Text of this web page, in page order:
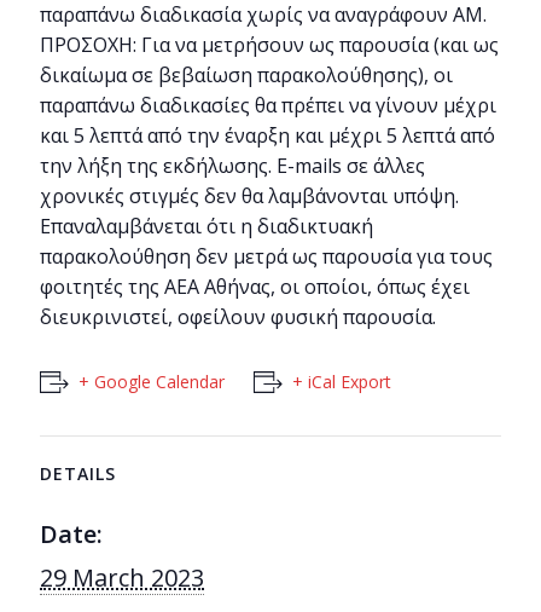
παραπάνω διαδικασία χωρίς να αναγράφουν ΑΜ.
ΠΡΟΣΟΧΗ: Για να μετρήσουν ως παρουσία (και ως
δικαίωμα σε βεβαίωση παρακολούθησης), οι
παραπάνω διαδικασίες θα πρέπει να γίνουν μέχρι
και 5 λεπτά από την έναρξη και μέχρι 5 λεπτά από
την λήξη της εκδήλωσης. E-mails σε άλλες
χρονικές στιγμές δεν θα λαμβάνονται υπόψη.
Επαναλαμβάνεται ότι η διαδικτυακή
παρακολούθηση δεν μετρά ως παρουσία για τους
φοιτητές της ΑΕΑ Αθήνας, οι οποίοι, όπως έχει
διευκρινιστεί, οφείλουν φυσική παρουσία.
+ Google Calendar + iCal Export
DETAILS
Date:
29 March 2023